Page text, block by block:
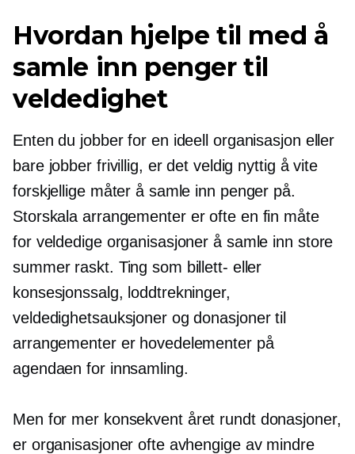
Hvordan hjelpe til med å
samle inn penger til
veldedighet
Enten du jobber for en ideell organisasjon eller
bare jobber frivillig, er det veldig nyttig å vite
forskjellige måter å samle inn penger på.
Storskala arrangementer er ofte en fin måte
for veldedige organisasjoner å samle inn store
summer raskt. Ting som billett- eller
konsesjonssalg, loddtrekninger,
veldedighetsauksjoner og donasjoner til
arrangementer er hovedelementer på
agendaen for innsamling.
Men for mer konsekvent året rundtdonasjoner,
er organisasjoner ofte avhengige av mindre